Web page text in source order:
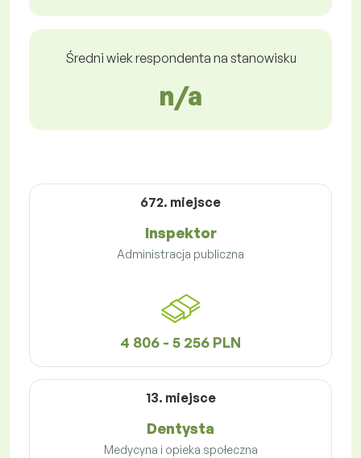
Średni wiek respondenta na stanowisku
n/a
672. miejsce
Inspektor
Administracja publiczna
4 806 - 5 256 PLN
13. miejsce
Dentysta
Medycyna i opieka społeczna